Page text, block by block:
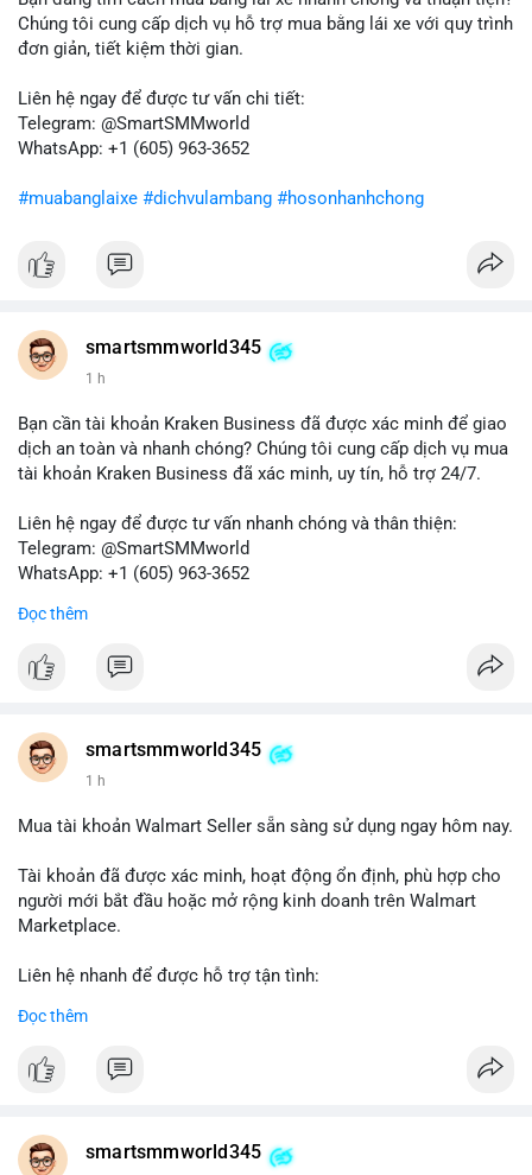
nếu chuyển sang ví lạnh, tín hiệu này cho thấy niềm tin nắm giữ
của nhà đầu tư lớn vẫn còn vững chắc.
Lời khuyên cho nhà đầu tư nhỏ lẻ: Theo dõi sát các giao dịch
tiếp theo từ địa chỉ này để xác định điểm đến của dòng tiền.
Tránh hành động theo cảm xúc; hãy dựa trên dữ liệu xác nhận
tăng.
Chúng tôi cung cấp dịch vụ hỗ trợ mua bằng lái xe với quy trình
đơn giản, tiết kiệm thời gian.
Liên hệ ngay để được tư vấn chi tiết:
Telegram: @SmartSMMworld
WhatsApp: +1 (605) 963-3652
#muabanglaixe #dichvulambang #hosonhanhchong
smartsmmworld345
1 h
Bạn cần tài khoản Kraken Business đã được xác minh để giao
dịch an toàn và nhanh chóng? Chúng tôi cung cấp dịch vụ mua
tài khoản Kraken Business đã xác minh, uy tín, hỗ trợ 24/7.
Liên hệ ngay để được tư vấn nhanh chóng và thân thiện:
Telegram: @SmartSMMworld
WhatsApp: +1 (605) 963-3652
#buyverifiedkrakenbusinessaccounts
Đọc thêm
smartsmmworld345
1 h
Mua tài khoản Walmart Seller sẵn sàng sử dụng ngay hôm nay.
Tài khoản đã được xác minh, hoạt động ổn định, phù hợp cho
người mới bắt đầu hoặc mở rộng kinh doanh trên Walmart
Marketplace.
Liên hệ nhanh để được hỗ trợ tận tình:
WhatsApp: +1 (605) 963-3652
#buywalmartselleraccounts
Đọc thêm
smartsmmworld345